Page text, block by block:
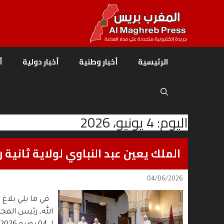
الرئيسية أخبار وطنية أخبار دولية
اليوم:4 يونيو، 2026
الملك يعين عبد النباوي لولاية
04/06/2026
في ما يلي